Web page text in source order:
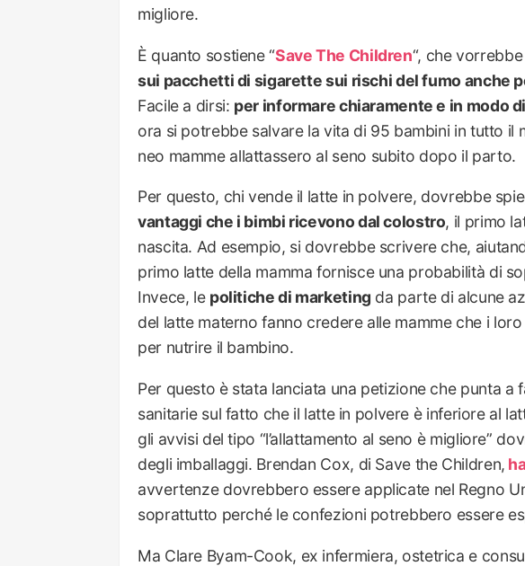
migliore.
È quanto sostiene “Save The Children“, che
sui pacchetti di sigarette sui rischi del fumo anche
Facile a dirsi: per informare chiaramente e in modo
ora si potrebbe salvare la vita di 95 bambini in tutto il
neo mamme allattassero al seno subito dopo il parto.
Per questo, chi vende il latte in polvere, dovrebbe
vantaggi che i bimbi ricevono dal colostro, il primo
nascita. Ad esempio, si dovrebbe scrivere che,
primo latte della mamma fornisce una probabilità di
Invece, le politiche di marketing da parte di alcune
del latte materno fanno credere alle mamme che i
per nutrire il bambino.
Per questo è stata lanciata una petizione che punta a
sanitarie sul fatto che il latte in polvere è inferiore al
gli avvisi del tipo “l’allattamento al seno è migliore”
degli imballaggi. Brendan Cox, di Save the Children,
avvertenze dovrebbero essere applicate nel Regno
soprattutto perché le confezioni potrebbero essere
Ma Clare Byam-Cook, ex infermiera, ostetrica e